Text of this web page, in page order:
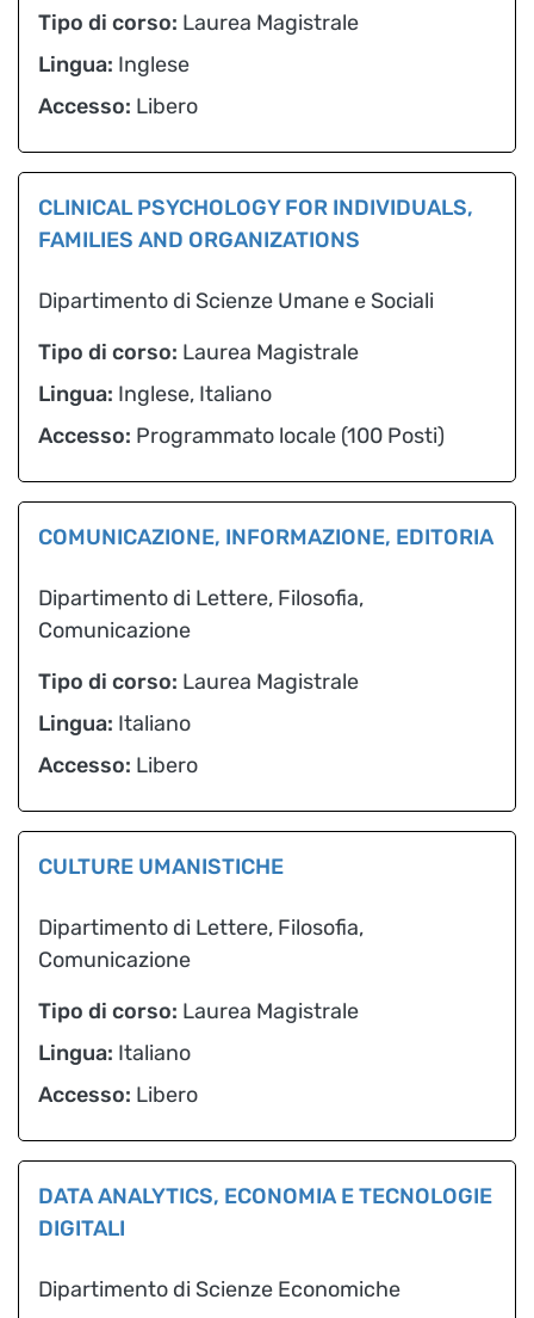
Tipo di corso: Laurea Magistrale
Lingua: Inglese
Accesso: Libero
CLINICAL PSYCHOLOGY FOR INDIVIDUALS,
FAMILIES AND ORGANIZATIONS
Dipartimento di Scienze Umane e Sociali
Tipo di corso: Laurea Magistrale
Lingua: Inglese, Italiano
Accesso: Programmato locale (100 Posti)
COMUNICAZIONE, INFORMAZIONE, EDITORIA
Dipartimento di Lettere, Filosofia,
Comunicazione
Tipo di corso: Laurea Magistrale
Lingua: Italiano
Accesso: Libero
CULTURE UMANISTICHE
Dipartimento di Lettere, Filosofia,
Comunicazione
Tipo di corso: Laurea Magistrale
Lingua: Italiano
Accesso: Libero
DATA ANALYTICS, ECONOMIA E TECNOLOGIE
DIGITALI
Dipartimento di Scienze Economiche